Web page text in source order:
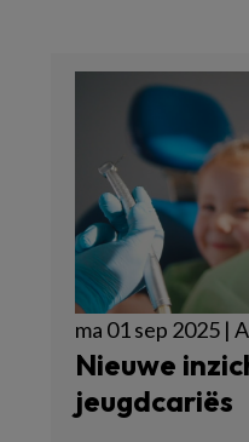
ma 01 sep 2025 |
Nieuwe
jeugdcariës